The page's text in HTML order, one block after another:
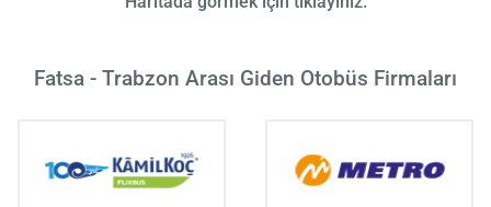
Fatsa - Trabzon Arası Giden Otobüs Firmaları